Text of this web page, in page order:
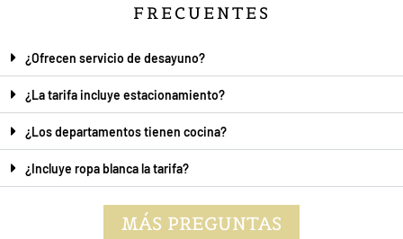
FRECUENTES
¿Ofrecen servicio de desayuno?
¿La tarifa incluye estacionamiento?
¿Los departamentos tienen cocina?
¿Incluye ropa blanca la tarifa?
MÁS PREGUNTAS